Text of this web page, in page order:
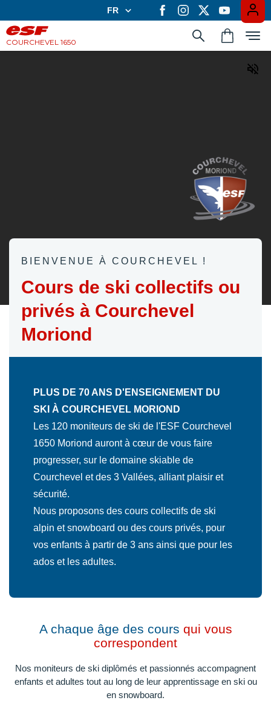
FR
COURCHEVEL 1650
BIENVENUE À COURCHEVEL !
Cours de ski collectifs ou
privés à Courchevel
Moriond
PLUS DE 70 ANS D'ENSEIGNEMENT DU
SKI À COURCHEVEL MORIOND
Les 120 moniteurs de ski de l'ESF Courchevel
1650 Moriond auront à cœur de vous faire
progresser, sur le domaine skiable de
Courchevel et des 3 Vallées, alliant plaisir et
sécurité.
Nous proposons des cours collectifs de ski
alpin et snowboard ou des cours privés, pour
vos enfants à partir de 3 ans ainsi que pour les
ados et les adultes.
A chaque âge des cours qui vous
correspondent
Nos moniteurs de ski diplômés et passionnés accompagnent
enfants et adultes tout au long de leur apprentissage en ski ou
en snowboard.